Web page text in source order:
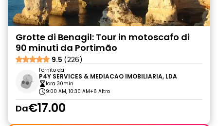
Grotte di Benagil: Tour in motoscafo di
90 minuti da Portimão
9.5 (226)
Fornito da
P4Y SERVICES & MEDIACAO IMOBILIARIA, LDA
1ora 30min
9:00 AM, 10:30 AM+6 Altro
Da€17.00